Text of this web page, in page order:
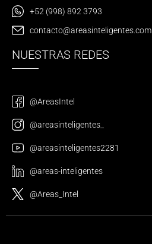
+52 (998) 892 3793
contacto@areasinteligentes.com
NUESTRAS REDES
@AreasIntel
@areasinteligentes_
@areasinteligentes2281
@areas-inteligentes
@Areas_Intel